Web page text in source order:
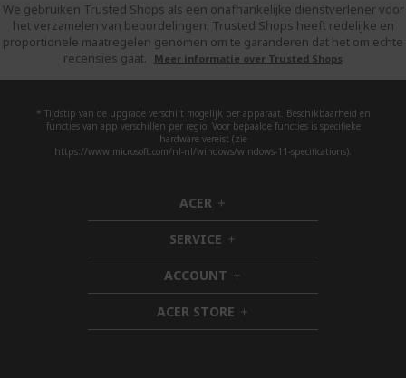
We gebruiken Trusted Shops als een onafhankelijke dienstverlener voor
het verzamelen van beoordelingen. Trusted Shops heeft redelijke en
proportionele maatregelen genomen om te garanderen dat het om echte
recensies gaat.
Meer informatie over Trusted Shops
* Tijdstip van de upgrade verschilt mogelijk per apparaat. Beschikbaarheid en
functies van app verschillen per regio. Voor bepaalde functies is specifieke
hardware vereist (zie
https://www.microsoft.com/nl-nl/windows/windows-11-specifications).
ACER h
i
d
d
e
n
SERVICE h
i
d
d
e
n
ACCOUNT h
i
d
d
ACER STORE h
i